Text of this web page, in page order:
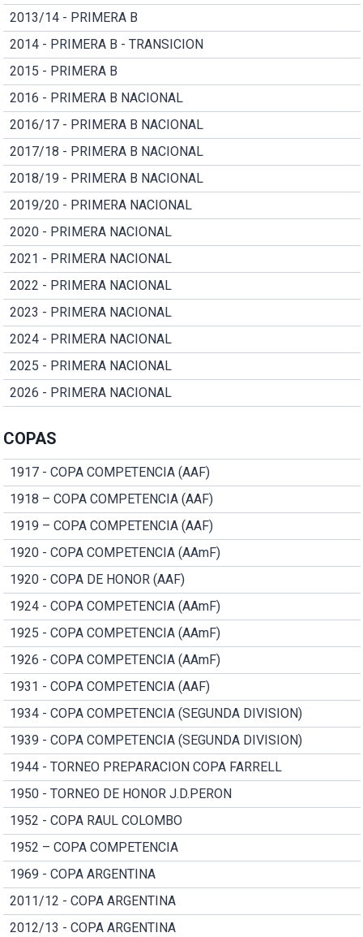
2013/14 - PRIMERA B
2014 - PRIMERA B - TRANSICION
2015 - PRIMERA B
2016 - PRIMERA B NACIONAL
2016/17 - PRIMERA B NACIONAL
2017/18 - PRIMERA B NACIONAL
2018/19 - PRIMERA B NACIONAL
2019/20 - PRIMERA NACIONAL
2020 - PRIMERA NACIONAL
2021 - PRIMERA NACIONAL
2022 - PRIMERA NACIONAL
2023 - PRIMERA NACIONAL
2024 - PRIMERA NACIONAL
2025 - PRIMERA NACIONAL
2026 - PRIMERA NACIONAL
COPAS
1917 - COPA COMPETENCIA (AAF)
1918 – COPA COMPETENCIA (AAF)
1919 – COPA COMPETENCIA (AAF)
1920 - COPA COMPETENCIA (AAmF)
1920 - COPA DE HONOR (AAF)
1924 - COPA COMPETENCIA (AAmF)
1925 - COPA COMPETENCIA (AAmF)
1926 - COPA COMPETENCIA (AAmF)
1931 - COPA COMPETENCIA (AAF)
1934 - COPA COMPETENCIA (SEGUNDA DIVISION)
1939 - COPA COMPETENCIA (SEGUNDA DIVISION)
1944 - TORNEO PREPARACION COPA FARRELL
1950 - TORNEO DE HONOR J.D.PERON
1952 - COPA RAUL COLOMBO
1952 – COPA COMPETENCIA
1969 - COPA ARGENTINA
2011/12 - COPA ARGENTINA
2012/13 - COPA ARGENTINA